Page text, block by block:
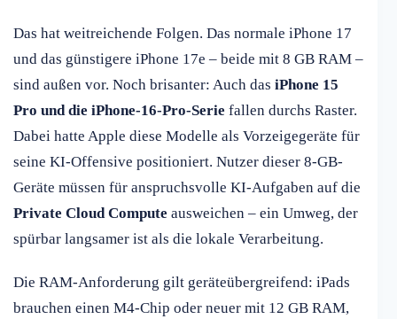
Das hat weitreichende Folgen. Das normale iPhone 17
und das günstigere iPhone 17e – beide mit 8 GB RAM –
sind außen vor. Noch brisanter: Auch das iPhone 15
Pro und die iPhone-16-Pro-Serie fallen durchs Raster.
Dabei hatte Apple diese Modelle als Vorzeigegeräte für
seine KI-Offensive positioniert. Nutzer dieser 8-GB-
Geräte müssen für anspruchsvolle KI-Aufgaben auf die
Private Cloud Compute ausweichen – ein Umweg, der
spürbar langsamer ist als die lokale Verarbeitung.
Die RAM-Anforderung gilt geräteübergreifend: iPads
brauchen einen M4-Chip oder neuer mit 12 GB RAM,